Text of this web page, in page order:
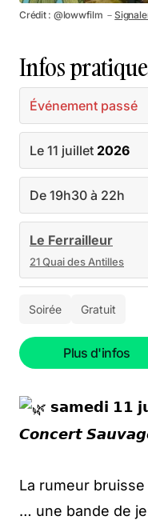
Crédit : @lowwfilm －
Infos
Événement passé
Le 11 juillet 2026
De 19h30 à 22h
Le Ferrailleur
21 Quai des Antilles
Soirée Gratuit
Plus d'infos
𝘀𝗮𝗺𝗲𝗱𝗶 𝟭𝟭
𝘾𝙤𝙣𝙘𝙚𝙧𝙩
La rumeur
… une bande de